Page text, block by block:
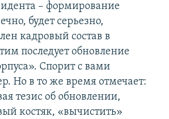
– формирование
будет серьезно,
кадровый состав в
последует обновление
Спорит с вами
Но в то же время отмечает:
тезис об обновлении,
костяк, «вычистить»